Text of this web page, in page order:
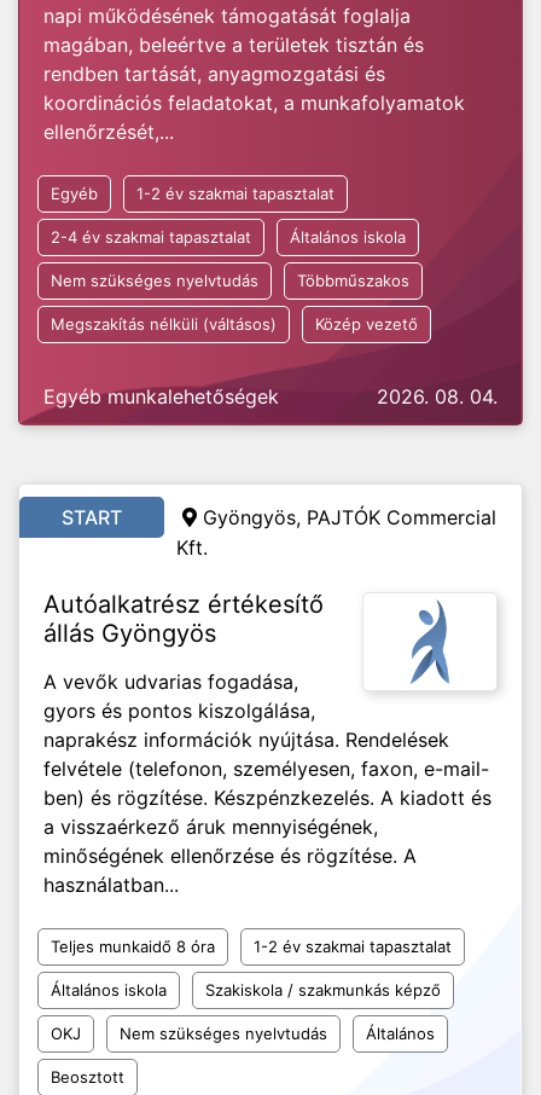
napi működésének támogatását foglalja
magában, beleértve a területek tisztán és
rendben tartását, anyagmozgatási és
koordinációs feladatokat, a munkafolyamatok
ellenőrzését,...
Egyéb 1-2 év szakmai tapasztalat
2-4 év szakmai tapasztalat Általános iskola
Nem szükséges nyelvtudás Többműszakos
Megszakítás nélküli (váltásos) Közép vezető
Egyéb munkalehetőségek 2026. 08. 04.
START
Gyöngyös, PAJTÓK Commercial
Kft.
Autóalkatrész értékesítő
állás Gyöngyös
A vevők udvarias fogadása,
gyors és pontos kiszolgálása,
naprakész információk nyújtása. Rendelések
felvétele (telefonon, személyesen, faxon, e-mail-
ben) és rögzítése. Készpénzkezelés. A kiadott és
a visszaérkező áruk mennyiségének,
minőségének ellenőrzése és rögzítése. A
használatban...
Teljes munkaidő 8 óra 1-2 év szakmai tapasztalat
Általános iskola Szakiskola / szakmunkás képző
OKJ Nem szükséges nyelvtudás Általános
Beosztott